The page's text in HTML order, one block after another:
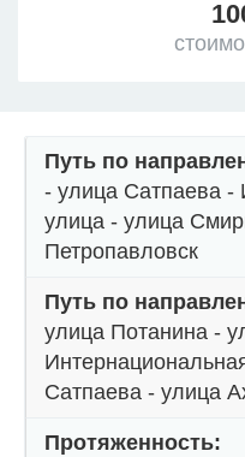
Путь по
- улица Сатпаева -
улица - улица
Петропавловск
Путь по
улица Потанина -
Сатпаева - улица
Протяженность: